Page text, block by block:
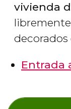
vivienda
libremente
Entrada